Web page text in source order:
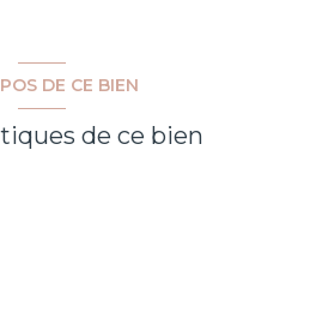
DE CE BIEN
de ce bien